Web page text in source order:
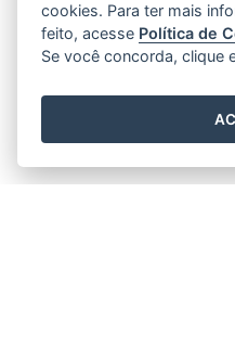
cookies. Para ter mais
feito, acesse Política de
Se você concorda, clique